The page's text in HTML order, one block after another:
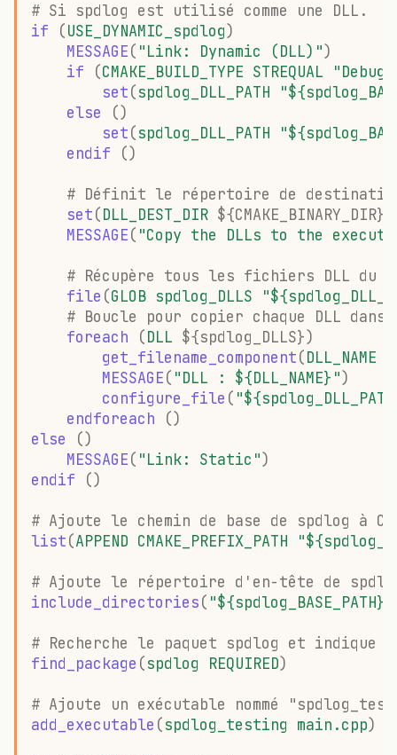
# Si spdlog est utilisé comme une DLL.
if
(USE_DYNAMIC_spdlog)
MESSAGE( "Link: Dynamic (DLL)")
if
(CMAKE_BUILD_TYPE STREQUAL "Debug"
set(spdlog_DLL_PATH
else
()
set(spdlog_DLL_PATH
endif
()
# Définit le répertoire de
set(DLL_DEST_DIR ${CMAKE_BINARY_DIR}
MESSAGE( "Copy the DLLs to the
# Récupère tous les fichiers DLL du
file (GLOB spdlog_DLLS
# Boucle pour copier chaque DLL
foreach
(DLL ${spdlog_DLLS})
get_filename_component(DLL_NAME
MESSAGE( "DLL : ${DLL_NAME}")
configure_file (
endforeach
()
else
()
MESSAGE( "Link: Static")
endif
()
# Ajoute le chemin de base de spdlog à
list(APPEND CMAKE_PREFIX_PATH
# Ajoute le répertoire d'en-tête de
include_directories(
# Recherche le paquet spdlog et
find_package (spdlog REQUIRED)
# Ajoute un exécutable nommé
add_executable (spdlog_testing main.cpp)